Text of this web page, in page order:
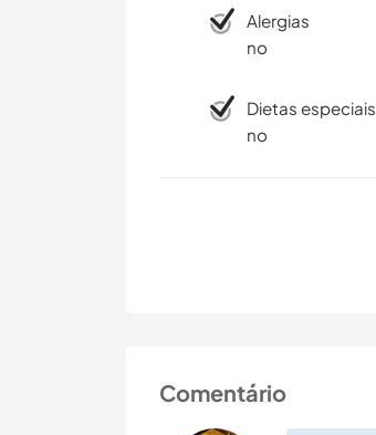
Alergias
no
Dietas especiais
no
Comentário